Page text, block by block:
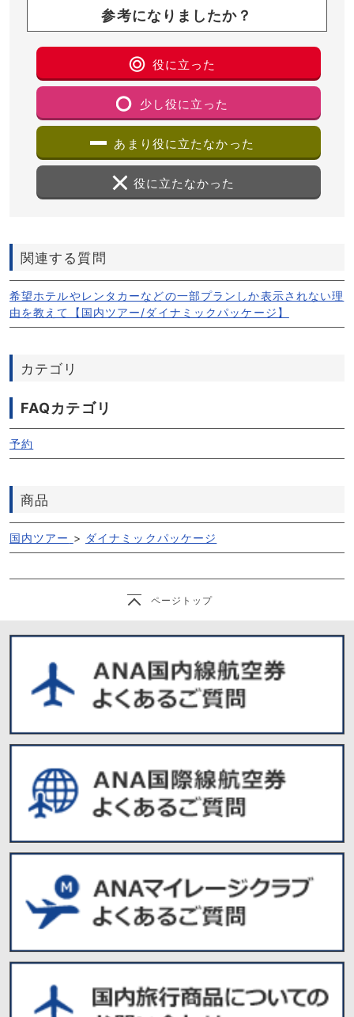
参考になりましたか？
役に立った
少し役に立った
あまり役に立たなかった
役に立たなかった
関連する質問
希望ホテルやレンタカーなどの一部プランしか表示されない理
由を教えて【国内ツアー/ダイナミックパッケージ】
カテゴリ
FAQカテゴリ
予約
商品
国内ツアー > ダイナミックパッケージ
ページトップ